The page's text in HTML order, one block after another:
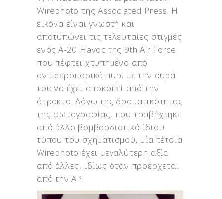
Wirephoto της Associated Press. Η
εικόνα είναι γνωστή και
αποτυπώνει τις τελευταίες στιγμές
ενός A-20 Havoc της 9th Air Force
που πέφτει χτυπημένο από
αντιαεροπορικό πυρ, με την ουρά
του να έχει αποκοπεί από την
άτρακτο. Λόγω της δραματικότητας
της φωτογραφίας, που τραβήχτηκε
από άλλο βομβαρδιστικό ίδιου
τύπου του σχηματισμού, μία τέτοια
Wirephoto έχει μεγαλύτερη αξία
από άλλες, ιδίως όταν προέρχεται
από την AP.